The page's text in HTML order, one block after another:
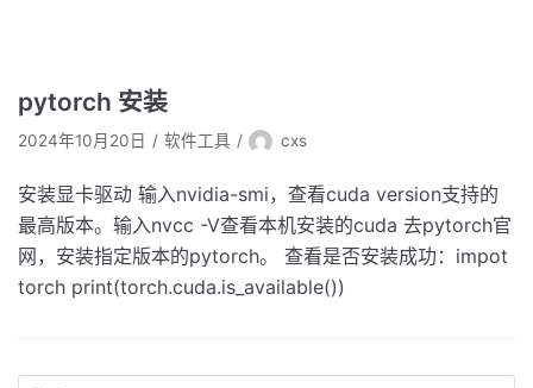
pytorch 安装
2024年10月20日 软件工具 cxs
安装显卡驱动 输入nvidia-smi，查看cuda version支持的
最高版本。输入nvcc -V查看本机安装的cuda 去pytorch官
网，安装指定版本的pytorch。 查看是否安装成功：impot
torch print(torch.cuda.is_available())